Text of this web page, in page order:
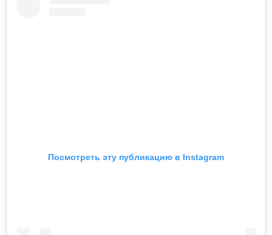
Посмотреть эту публикацию в Instagram